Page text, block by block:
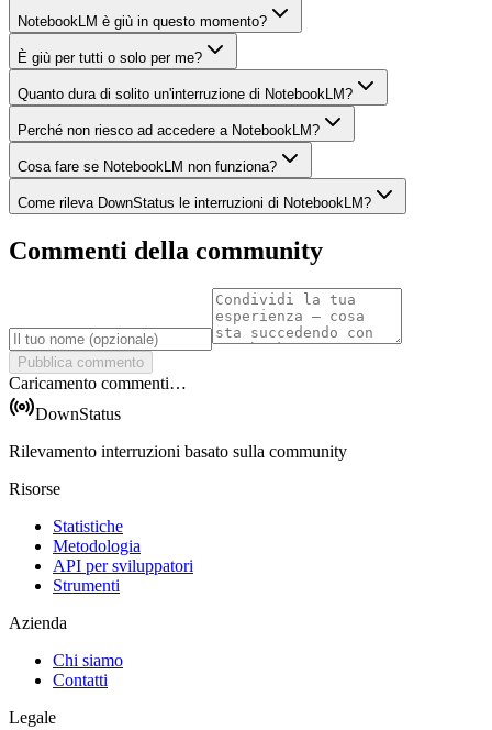
NotebookLM è giù in questo momento?
È giù per tutti o solo per me?
Quanto dura di solito un'interruzione di NotebookLM?
Perché non riesco ad accedere a NotebookLM?
Cosa fare se NotebookLM non funziona?
Come rileva DownStatus le interruzioni di NotebookLM?
Commenti della community
Pubblica commento
Caricamento commenti…
DownStatus
Rilevamento interruzioni basato sulla community
Risorse
Statistiche
Metodologia
API per sviluppatori
Strumenti
Azienda
Chi siamo
Contatti
Legale